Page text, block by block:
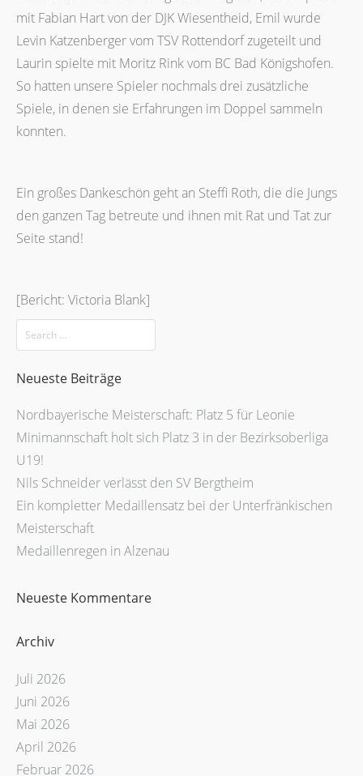
mit Fabian Hart von der DJK Wiesentheid, Emil wurde
Levin Katzenberger vom TSV Rottendorf zugeteilt und
Laurin spielte mit Moritz Rink vom BC Bad Königshofen.
So hatten unsere Spieler nochmals drei zusätzliche
Spiele, in denen sie Erfahrungen im Doppel sammeln
konnten.
Ein großes Dankeschön geht an Steffi Roth, die die Jungs
den ganzen Tag betreute und ihnen mit Rat und Tat zur
Seite stand!
[Bericht: Victoria Blank]
Neueste Beiträge
Nordbayerische Meisterschaft: Platz 5 für Leonie
Minimannschaft holt sich Platz 3 in der Bezirksoberliga
U19!
Nils Schneider verlässt den SV Bergtheim
Ein kompletter Medaillensatz bei der Unterfränkischen
Meisterschaft
Medaillenregen in Alzenau
Neueste Kommentare
Archiv
Juli 2026
Juni 2026
Mai 2026
April 2026
Februar 2026